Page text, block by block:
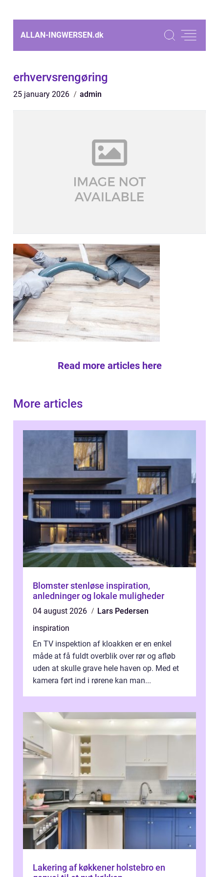
ALLAN-INGWERSEN.dk
erhvervsrengøring
25 january 2026 admin
Read more articles here
More articles
Blomster stenløse inspiration,
anledninger og lokale muligheder
04 august 2026
Lars Pedersen
inspiration
En TV inspektion af kloakken er en enkel
måde at få fuldt overblik over rør og afløb
uden at skulle grave hele haven op. Med et
kamera ført ind i rørene kan man...
Lakering af køkkener holstebro en